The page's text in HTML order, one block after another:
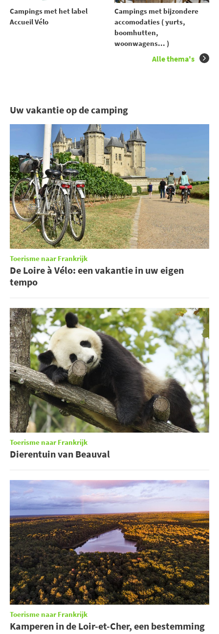
Campings met het label
Accueil Vélo
Campings met bijzondere
accomodaties ( yurts,
boomhutten,
woonwagens... )
Alle thema's
Uw vakantie op de camping
Toerisme naar Frankrijk
De Loire à Vélo: een vakantie in uw eigen
tempo
Toerisme naar Frankrijk
Dierentuin van Beauval
Toerisme naar Frankrijk
Kamperen in de Loir-et-Cher, een bestemming